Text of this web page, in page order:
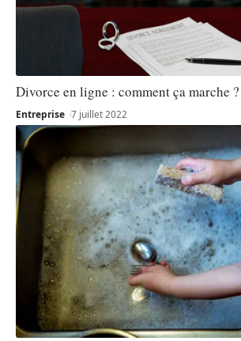
Divorce en ligne : comment ça marche ?
Entreprise 7 juillet 2022